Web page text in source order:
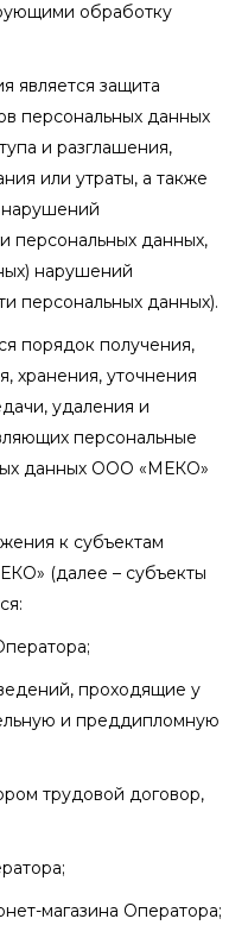
обработку
является защита
персональных данных
и разглашения,
или утраты, а также
персональных данных,
нарушений
персональных данных).
порядок получения,
хранения, уточнения
удаления и
персональные
данных ООО «МЕКО»
к субъектам
(далее – субъекты
проходящие у
и преддипломную
трудовой договор,
магазина Оператора;